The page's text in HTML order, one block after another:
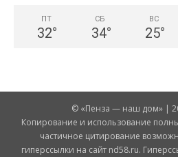
ПТ
32°
СБ
34°
ВС
25°
© «Пенза — наш дом» |
Копирование и использование
частичное цитирование
гиперссылки на сайт nd58.ru.